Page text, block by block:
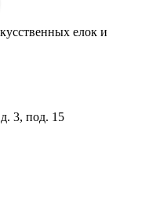
елок и
3, под. 15